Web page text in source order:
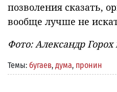
позволения сказать,
вообще лучше не
Фото: Александр
Темы: бугаев, дума, пронин